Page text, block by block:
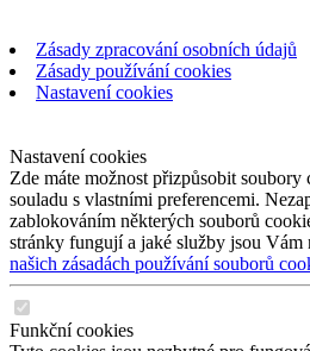
Zásady zpracování osobních údajů
Zásady používání cookies
Nastavení cookies
Nastavení cookies
Zde máte možnost přizpůsobit
souladu s vlastními preferencemi.
zablokováním některých souborů
stránky fungují a jaké služby jsou Vám
našich zásadách používání souborů
Funkční cookies